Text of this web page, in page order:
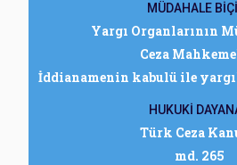
MÜDAHALE
Yargı Organlarının
Ceza
İddianamenin kabulü ile
HUKUKİ
Türk Ceza
md. 265